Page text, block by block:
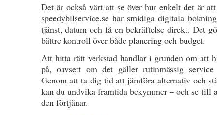
Det är också värt att se över hur enkelt det är
speedybilservice.se har smidiga digitala
tjänst, datum och få en bekräftelse direkt. Det
bättre kontroll över både planering och budget.
Att hitta rätt verkstad handlar i grunden om att
på, oavsett om det gäller rutinmässig
Genom att ta dig tid att jämföra alternativ och
kan du undvika framtida bekymmer – och se till
den förtjänar.